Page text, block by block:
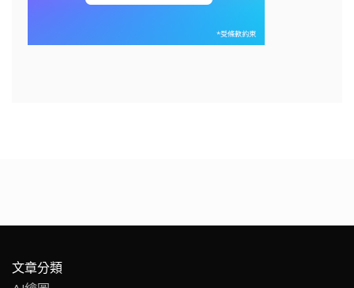
文章分類